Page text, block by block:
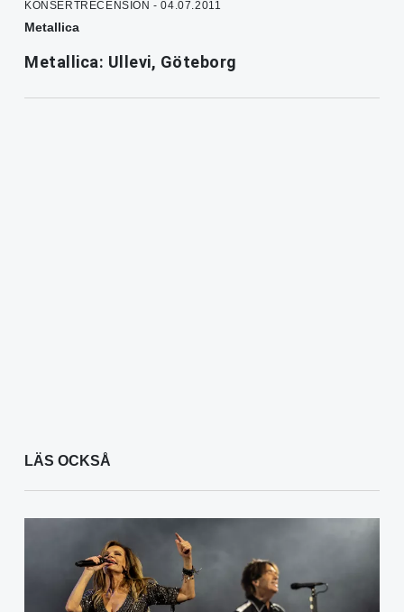
KONSERTRECENSION - 04.07.2011
Metallica
Metallica: Ullevi, Göteborg
LÄS OCKSÅ